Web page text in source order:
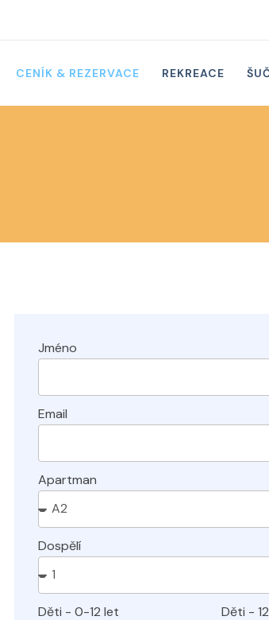
CENÍK & REZERVACE REKREACE
Jméno
Email
Apartman
Dospělí
Děti - 0-12 let Děti -